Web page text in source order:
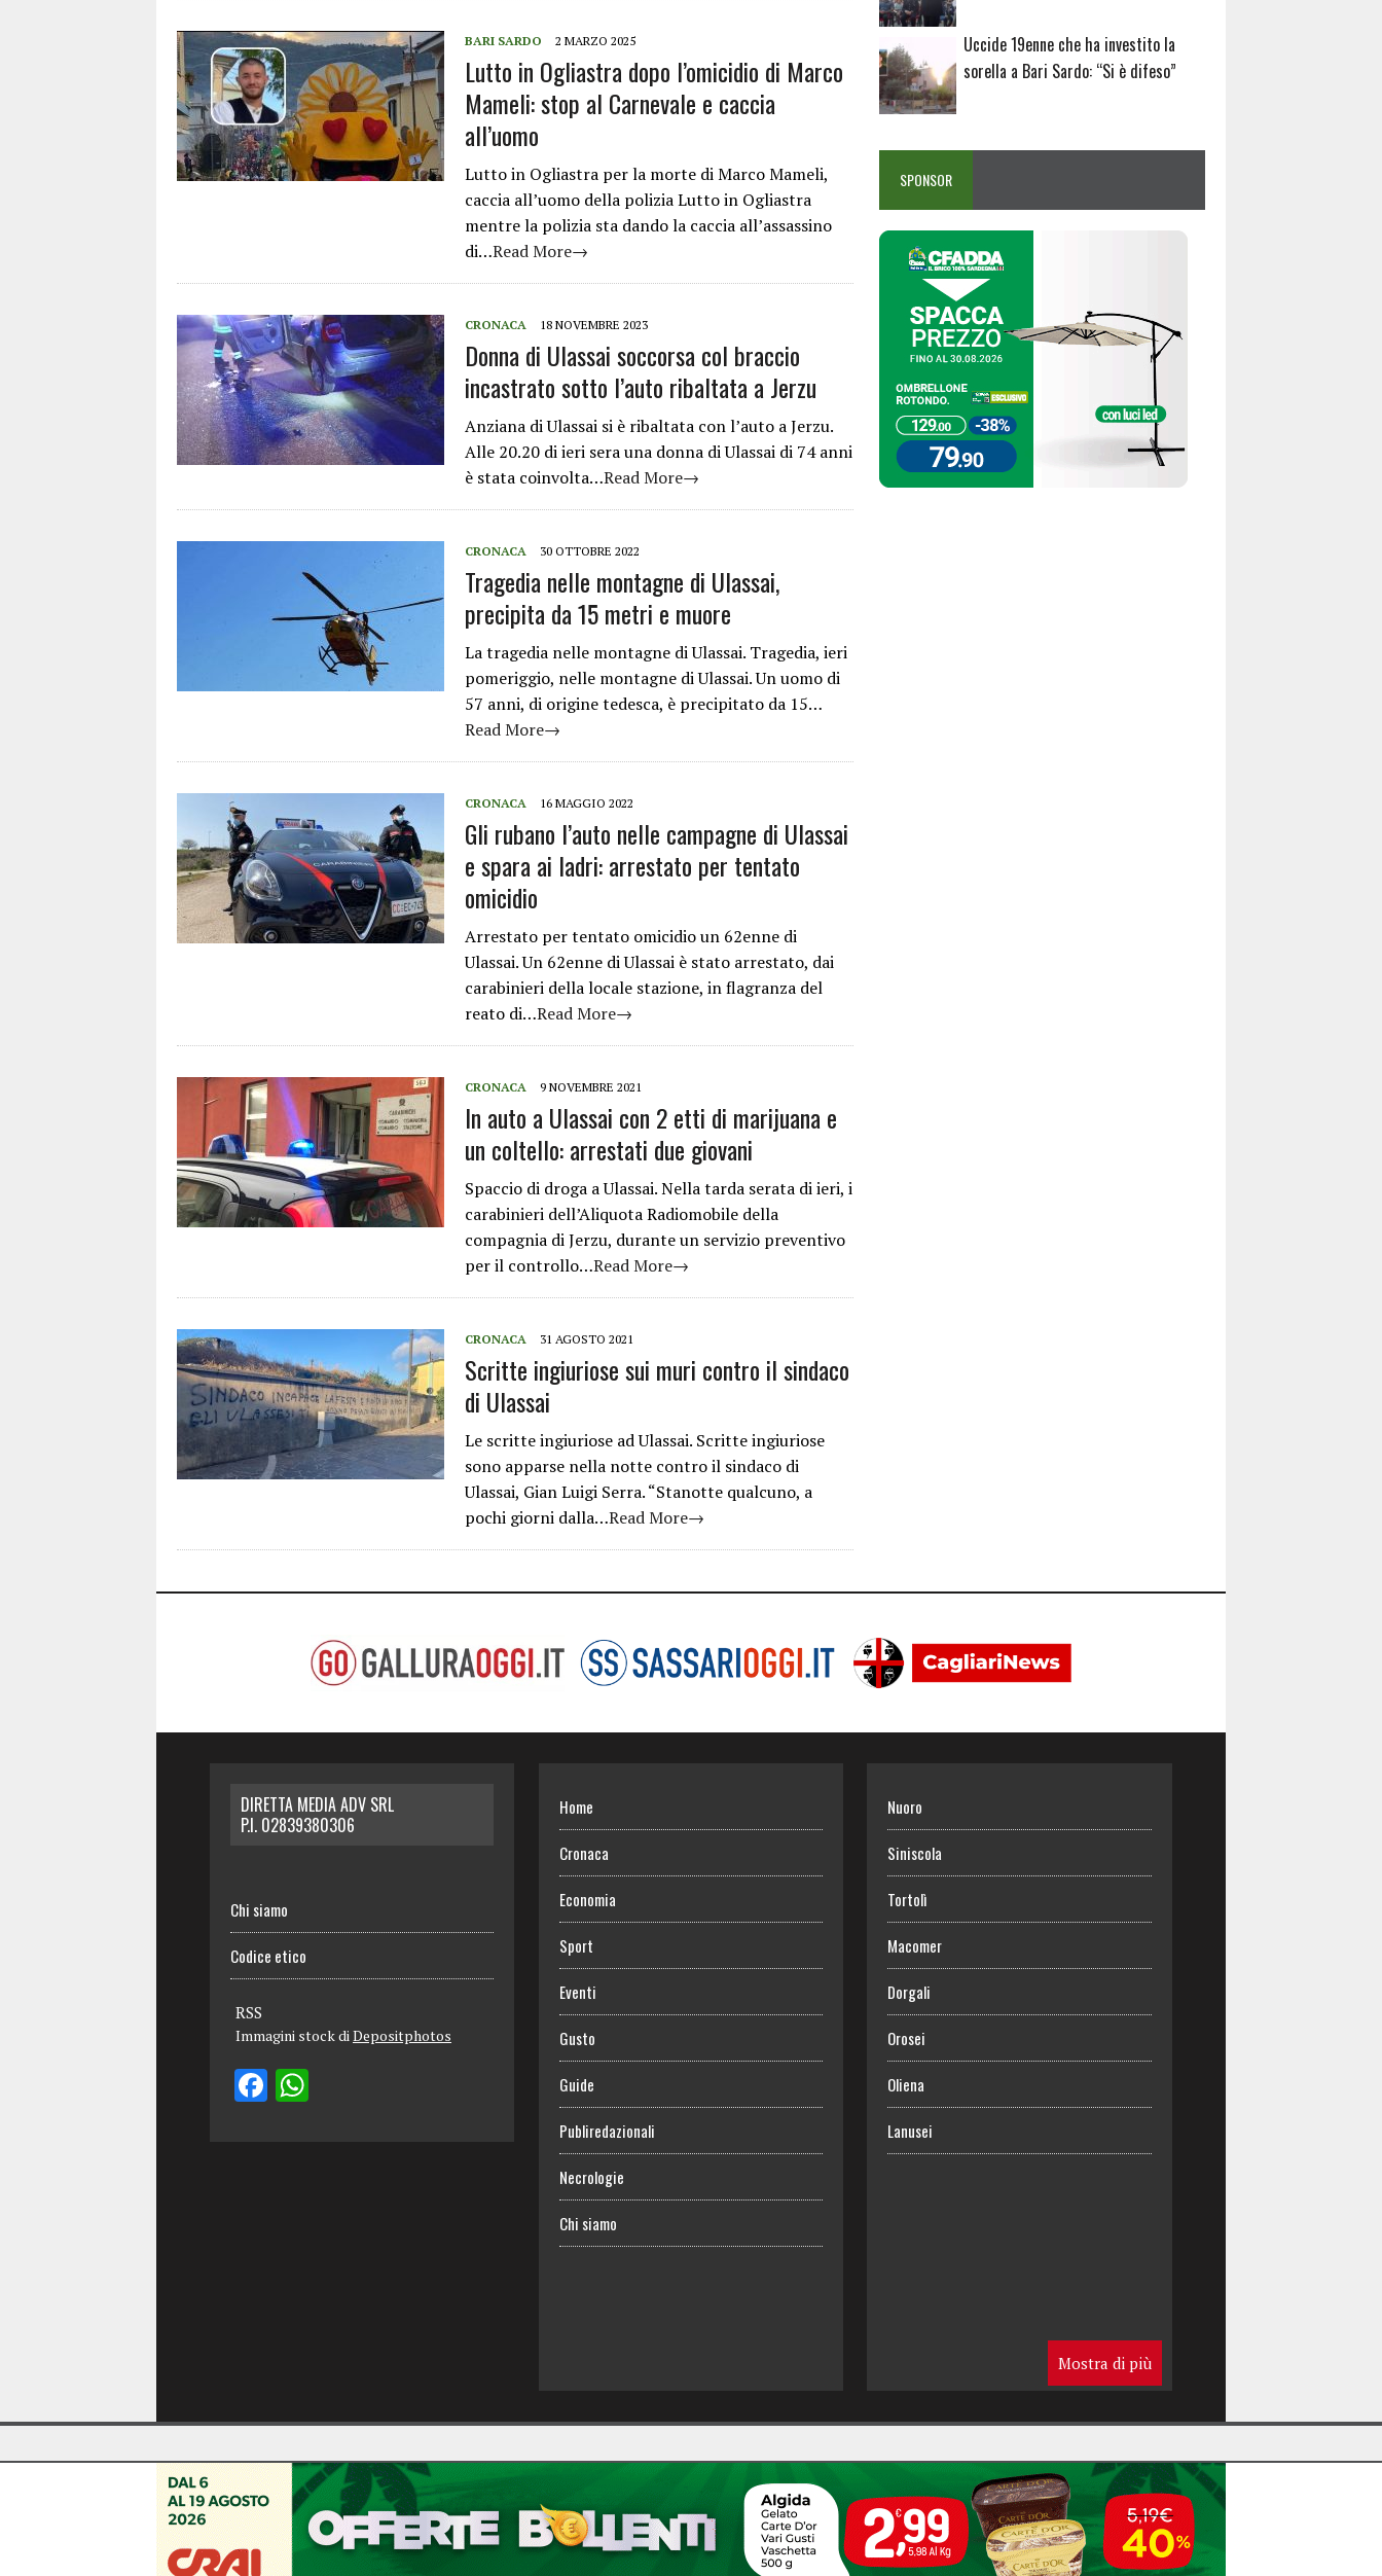
BARI SARDO 2 MARZO 2025
Lutto in Ogliastra dopo l’omicidio di Marco
Mameli: stop al Carnevale e caccia
all’uomo
Lutto in Ogliastra per la morte di Marco Mameli,
caccia all’uomo della polizia Lutto in Ogliastra
mentre la polizia sta dando la caccia all’assassino
di…Read More→
CRONACA 18 NOVEMBRE 2023
Donna di Ulassai soccorsa col braccio
incastrato sotto l’auto ribaltata a Jerzu
Anziana di Ulassai si è ribaltata con l’auto a Jerzu.
Alle 20.20 di ieri sera una donna di Ulassai di 74 anni
è stata coinvolta…Read More→
CRONACA 30 OTTOBRE 2022
Tragedia nelle montagne di Ulassai,
precipita da 15 metri e muore
La tragedia nelle montagne di Ulassai. Tragedia, ieri
pomeriggio, nelle montagne di Ulassai. Un uomo di
57 anni, di origine tedesca, è precipitato da 15…
Read More→
CRONACA 16 MAGGIO 2022
Gli rubano l’auto nelle campagne di Ulassai
e spara ai ladri: arrestato per tentato
omicidio
Arrestato per tentato omicidio un 62enne di
Ulassai. Un 62enne di Ulassai è stato arrestato, dai
carabinieri della locale stazione, in flagranza del
reato di…Read More→
CRONACA 9 NOVEMBRE 2021
In auto a Ulassai con 2 etti di marijuana e
un coltello: arrestati due giovani
Spaccio di droga a Ulassai. Nella tarda serata di ieri, i
carabinieri dell’Aliquota Radiomobile della
compagnia di Jerzu, durante un servizio preventivo
per il controllo…Read More→
CRONACA 31 AGOSTO 2021
Scritte ingiuriose sui muri contro il sindaco
di Ulassai
Le scritte ingiuriose ad Ulassai. Scritte ingiuriose
sono apparse nella notte contro il sindaco di
Ulassai, Gian Luigi Serra. “Stanotte qualcuno, a
pochi giorni dalla…Read More→
Uccide 19enne che ha investito la
sorella a Bari Sardo: “Si è difeso”
SPONSOR
DIRETTA MEDIA ADV SRL
P.I. 02839380306
Chi siamo
Codice etico
RSS
Immagini stock diDepositphotos
Home
Cronaca
Economia
Sport
Eventi
Gusto
Guide
Publiredazionali
Necrologie
Chi siamo
Nuoro
Siniscola
Tortolì
Macomer
Dorgali
Orosei
Oliena
Lanusei
Mostra di più